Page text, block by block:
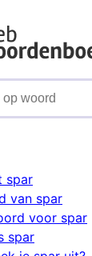
spar
van spar
voor spar
spar